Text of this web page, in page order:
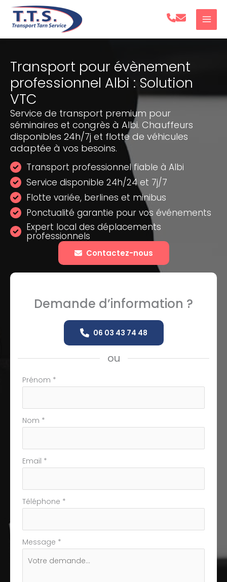
Aller
Transport pour évènement
professionnel Albi : Solution
VTC
Service de transport premium pour
séminaires et congrès à Albi. Chauffeurs
disponibles 24h/7j et flotte de véhicules
adaptée à vos besoins.
Transport professionnel fiable à Albi
Service disponible 24h/24 et 7j/7
Flotte variée, berlines et minibus
Ponctualité garantie pour vos événements
Expert local des déplacements
professionnels
Contactez-nous
Demande d’information ?
06 03 43 74 48
ou
Formulaire
téléphone
Prénom *
Nom *
Email *
Téléphone *
Message *